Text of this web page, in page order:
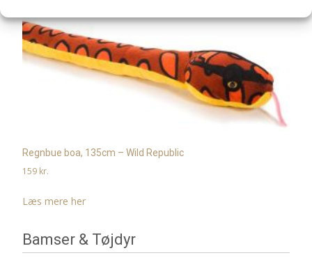
Regnbue boa, 135cm – Wild Republic
159 kr.
Læs mere her
Bamser & Tøjdyr